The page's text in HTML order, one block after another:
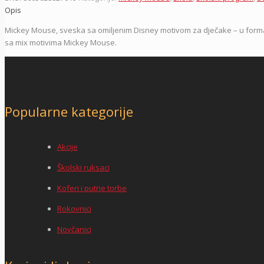
Opis
Mickey Mouse, sveska sa omiljenim Disney motivom za dječake – u
sa mix motivima Mickey Mouse.
Popularne kategorije
Akcije
Školski ruksaci
Koferi i putne torbe
Rokovnici
Novčanici